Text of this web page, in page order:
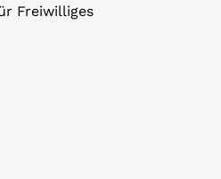
Freiwilliges